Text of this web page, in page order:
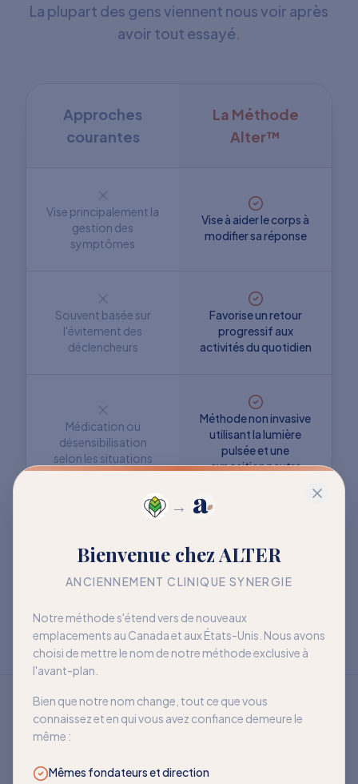
→
Bienvenue chez ALTER
ANCIENNEMENT CLINIQUE SYNERGIE
Notre méthode s'étend vers de nouveaux
emplacements au Canada et aux États-Unis. Nous avons
choisi de mettre le nom de notre méthode exclusive à
l'avant-plan.
Bien que notre nom change, tout ce que vous
connaissez et en qui vous avez confiance demeure le
même :
Mêmes fondateurs et direction
La plupart des gens viennent nous voir après
avoir tout essayé.
Approches
courantes
La Méthode
Alter™
Vise principalement la
gestion des
symptômes
Vise à aider le corps à
modifier sa réponse
Souvent basée sur
l'évitement des
déclencheurs
Favorise un retour
progressif aux
activités du quotidien
Médication ou
désensibilisation
selon les situations
Méthode non invasive
utilisant la lumière
pulsée et une
exposition neutre
Objectif : mieux vivre
avec la sensibilité
davantage de liberté